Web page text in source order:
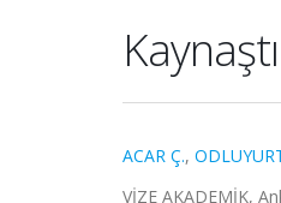
ACAR Ç.,
VİZE AKADEMİK,